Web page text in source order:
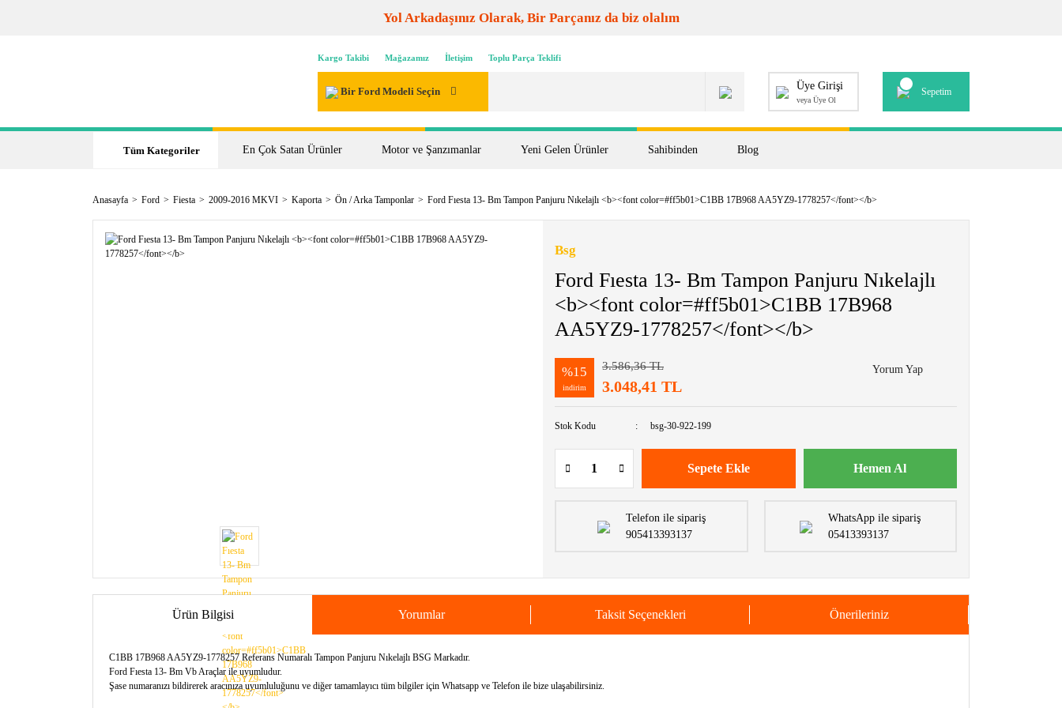
Yol Arkadaşınız Olarak, Bir Parçanız da biz olalım
Kargo Takibi Mağazamız İletişim Toplu Parça Teklifi
Bir Ford Modeli Seçin Üye Girişi
veya Üye Ol
Sepetim
Tüm Kategoriler En Çok Satan Ürünler Motor ve Şanzımanlar Yeni Gelen Ürünler Sahibinden Blog
Anasayfa Ford Fiesta 2009-2016 MKVI Kaporta Ön / Arka Tamponlar Ford Fıesta 13- Bm Tampon Panjuru Nıkelajlı <b><font color=#ff5b01>C1BB 17B968 AA5YZ9-1778257</font></b>
Bsg
Ford Fıesta 13- Bm Tampon Panjuru Nıkelajlı
<b><font color=#ff5b01>C1BB 17B968
AA5YZ9-1778257</font></b>
%15
indirim
3.586,36 TL
3.048,41 TL
Yorum Yap
Stok Kodu bsg-30-922-199
Sepete Ekle Hemen Al
Telefon ile sipariş
905413393137
WhatsApp ile sipariş
05413393137
Ürün Bilgisi Yorumlar Taksit Seçenekleri Önerileriniz
C1BB 17B968 AA5YZ9-1778257 Referans Numaralı Tampon Panjuru Nıkelajlı BSG Markadır.
Ford Fıesta 13- Bm Vb Araçlar ile uyumludur.
Şase numaranızı bildirerek aracınıza uyumluluğunu ve diğer tamamlayıcı tüm bilgiler için Whatsapp ve Telefon ile bize ulaşabilirsiniz.